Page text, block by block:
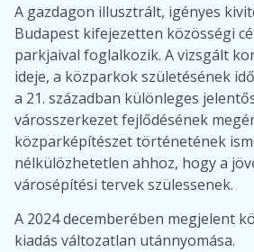
A gazdagon illusztrált, igényes
Budapest kifejezetten közösségi
parkjaival foglalkozik. A vizsgált
ideje, a közparkok születésének
a 21. században különleges
városszerkezet fejlődésének
közparképítészet történetének
nélkülözhetetlen ahhoz, hogy a
városépítési tervek szülessenek.
A 2024 decemberében megjelent
kiadás változatlan utánnyomása.